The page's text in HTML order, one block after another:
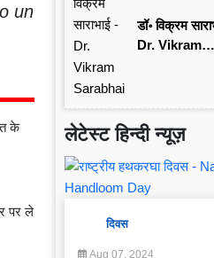
un
के
पर ले
डॉ॰ विक्रम
Dr. Vikram
लेटेस्ट हिन्दी न्यूज़
दिवस
Aug 07, 2024